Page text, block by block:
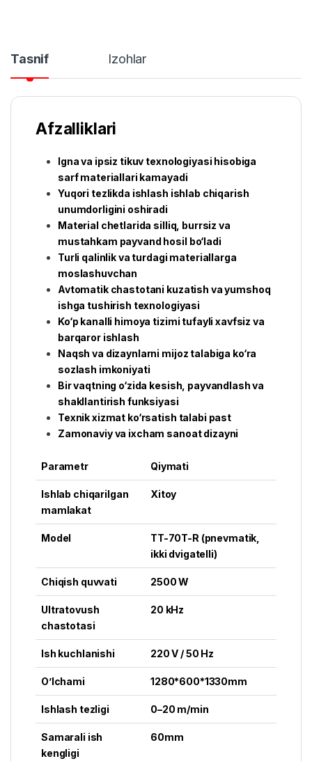
Tasnif Izohlar
Afzalliklari
Igna va ipsiz tikuv texnologiyasi hisobiga
sarf materiallari kamayadi
Yuqori tezlikda ishlash ishlab chiqarish
unumdorligini oshiradi
Material chetlarida silliq, burrsiz va
mustahkam payvand hosil bo‘ladi
Turli qalinlik va turdagi materiallarga
moslashuvchan
Avtomatik chastotani kuzatish va yumshoq
ishga tushirish texnologiyasi
Ko‘p kanalli himoya tizimi tufayli xavfsiz va
barqaror ishlash
Naqsh va dizaynlarni mijoz talabiga ko‘ra
sozlash imkoniyati
Bir vaqtning o‘zida kesish, payvandlash va
shakllantirish funksiyasi
Texnik xizmat ko‘rsatish talabi past
Zamonaviy va ixcham sanoat dizayni
Parametr Qiymati
Ishlab chiqarilgan
mamlakat
Xitoy
Model
TT-70T-R (pnevmatik,
ikki dvigatelli)
Chiqish quvvati 2500 W
Ultratovush
chastotasi
20 kHz
Ish kuchlanishi 220 V / 50 Hz
O’lchami 1280*600*1330mm
Ishlash tezligi 0–20 m/min
Samarali ish
kengligi
60mm